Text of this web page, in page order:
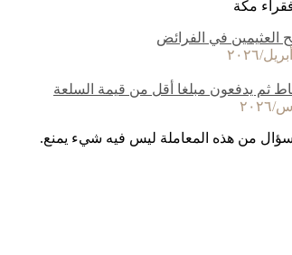
مكة
العثيمين في الفرائض
ثم يدفعون مبلغا أقل من قيمة السلعة
من هذه المعاملة ليس فيه شيء يمنع.